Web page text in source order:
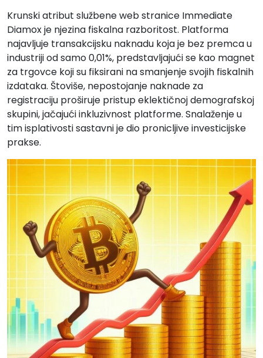
Krunski atribut službene web stranice Immediate
Diamox je njezina fiskalna razboritost. Platforma
najavljuje transakcijsku naknadu koja je bez premca u
industriji od samo 0,01%, predstavljajući se kao magnet
za trgovce koji su fiksirani na smanjenje svojih fiskalnih
izdataka. Štoviše, nepostojanje naknade za
registraciju proširuje pristup eklektičnoj demografskoj
skupini, jačajući inkluzivnost platforme. Snalaženje u
tim isplativosti sastavni je dio pronicljive investicijske
prakse.